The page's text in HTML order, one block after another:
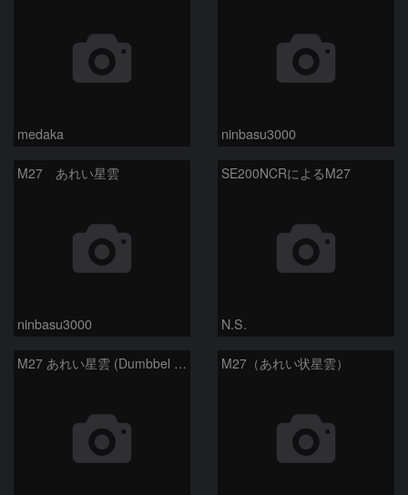
medaka ninbasu3000
M27 あれい星雲
ninbasu3000
SE200NCRによるM27
N.S.
M27 あれい星雲 (Dumbbel Nebura/Apple Core Nebula) M27（あれい状星雲）